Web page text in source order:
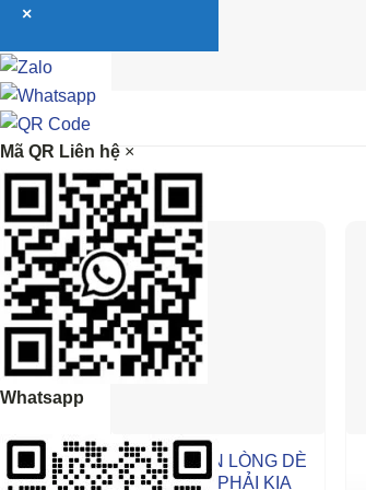
CHẮN BÙN LÒNG DÈ
TRƯỚC PHẢI KIA
×
Mã QR Liên hệ ×
Whatsapp